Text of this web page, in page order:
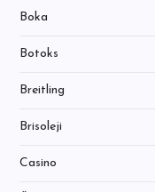
Boka
Botoks
Breitling
Brisoleji
Casino